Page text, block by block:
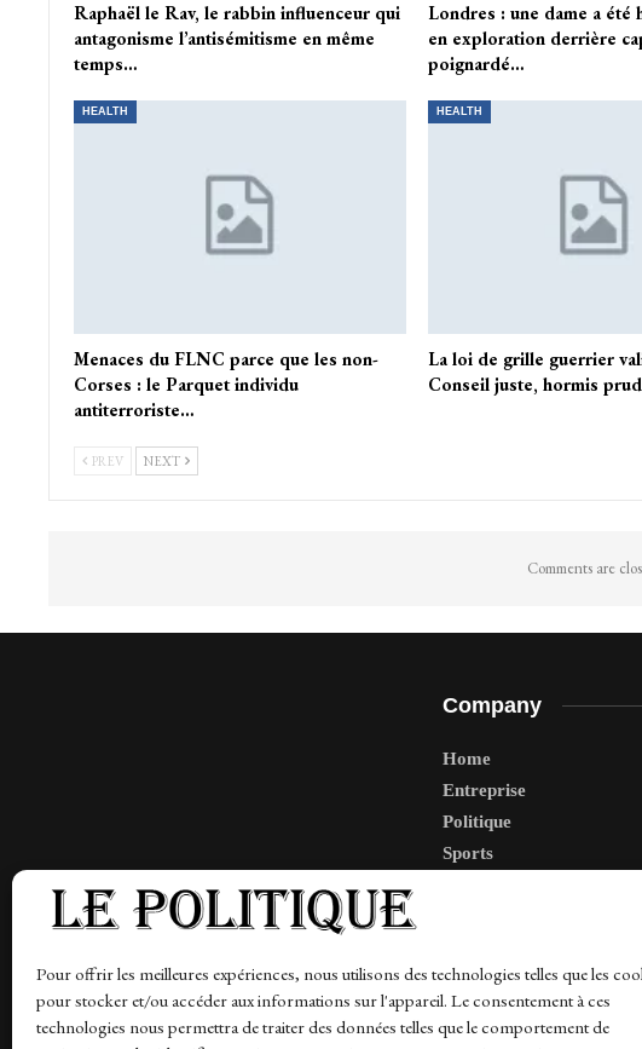
Pour offrir les meilleures expériences, nous utilisons des technologies telles que les
pour stocker et/ou accéder aux informations sur l'appareil. Le consentement à ces
technologies nous permettra de traiter des données telles que le comportement de
Raphaël le Rav, le rabbin influenceur qui
antagonisme l’antisémitisme en même
temps…
Londres : une dame a été
en exploration derrière
poignardé…
HEALTH
Menaces du FLNC parce que les non-
Corses : le Parquet individu
antiterroriste…
HEALTH
La loi de grille guerrier
Conseil juste, hormis
PREV NEXT
Comments are
Company
Home
Entreprise
Politique
Sports